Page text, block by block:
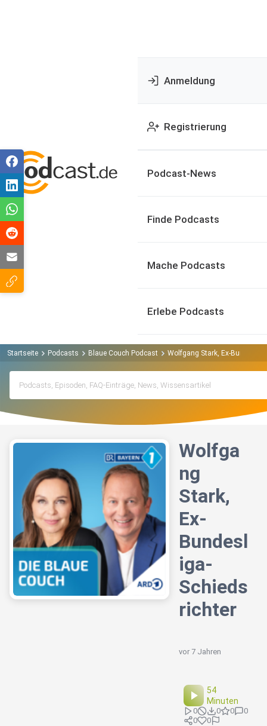
Anmeldung
Registrierung
Podcast-News
Finde Podcasts
Mache Podcasts
Erlebe Podcasts
Startseite Podcasts Blaue Couch Podcast Wolfgang Stark, Ex-
Wolfga
ng
Stark,
Ex-
Bundesl
iga-
Schieds
richter
vor 7 Jahren
54
Minuten
0 0 0
0
0
0